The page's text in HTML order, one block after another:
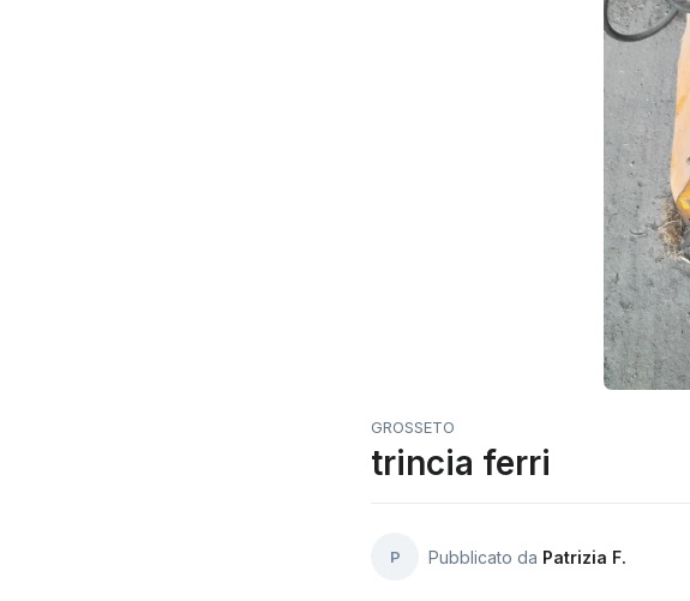
GROSSETO
trincia ferri
P Pubblicato da Patrizia F.